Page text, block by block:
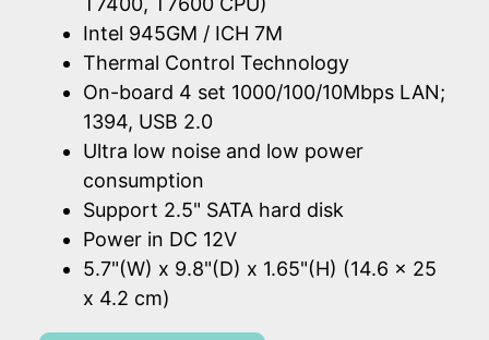
Intel 945GM / ICH 7M
Thermal Control Technology
On-board 4 set 1000/100/10Mbps LAN;
1394, USB 2.0
Ultra low noise and low power
consumption
Support 2.5" SATA hard disk
Power in DC 12V
5.7"(W) x 9.8"(D) x 1.65"(H) (14.6 x 25
x 4.2 cm)